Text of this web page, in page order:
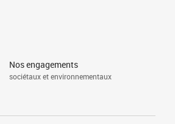
Nos engagements
sociétaux et environnementaux